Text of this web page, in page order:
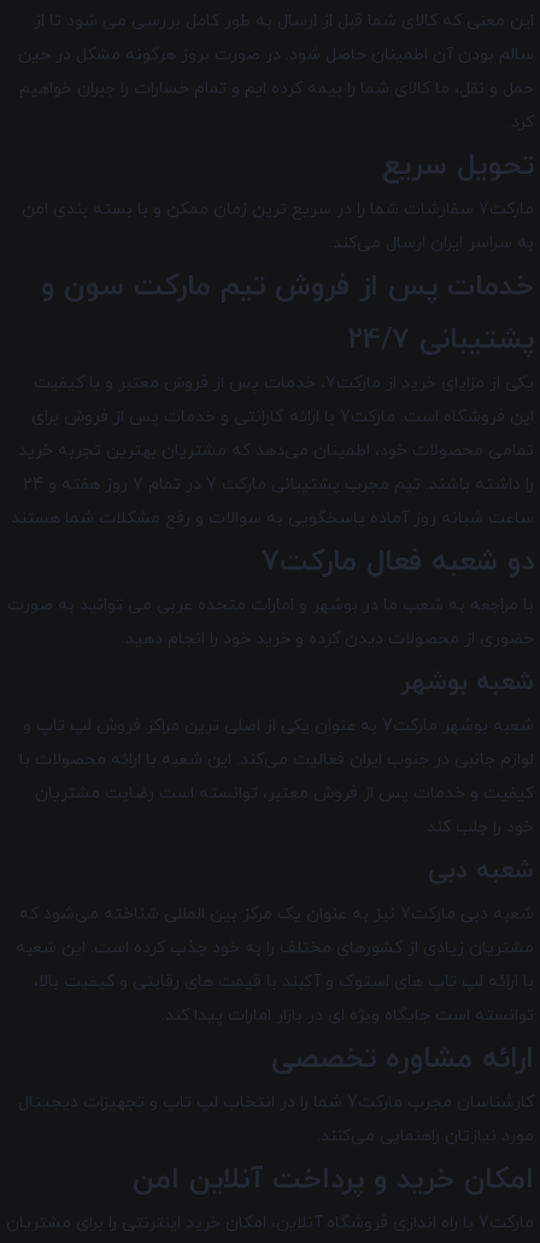
این معنی که کالای شما قبل از ارسال به طور کامل بررسی می شود تا از
سالم بودن آن اطمینان حاصل شود. در صورت بروز هرگونه مشکل در حین
حمل و نقل، ما کالای شما را بیمه کرده ایم و تمام خسارات را جبران خواهیم
کرد.
تحویل سریع
مارکت7 سفارشات شما را در سریع ترین زمان ممکن و با بسته بندی امن
به سراسر ایران ارسال می‌کند.
خدمات پس از فروش تیم مارکت سون و
پشتیبانی 24/7
یکی از مزایای خرید از مارکت7، خدمات پس از فروش معتبر و با کیفیت
این فروشگاه است. مارکت7 با ارائه گارانتی و خدمات پس از فروش برای
تمامی محصولات خود، اطمینان می‌دهد که مشتریان بهترین تجربه خرید
را داشته باشند. تیم مجرب پشتیبانی مارکت 7 در تمام 7 روز هفته و 24
ساعت شبانه ‌روز آماده پاسخگویی به سوالات و رفع مشکلات شما هستند.
دو شعبه فعال مارکت7
با مراجعه به شعب ما در بوشهر و امارات متحده عربی می توانید به صورت
حضوری از محصولات دیدن کرده و خرید خود را انجام دهید.
شعبه بوشهر
شعبه بوشهر مارکت7 به عنوان یکی از اصلی ترین مراکز فروش لپ تاپ و
لوازم جانبی در جنوب ایران فعالیت می‌کند. این شعبه با ارائه محصولات با
کیفیت و خدمات پس از فروش معتبر، توانسته است رضایت مشتریان
خود را جلب کند.
شعبه دبی
شعبه دبی مارکت7 نیز به عنوان یک مرکز بین‌ المللی شناخته می‌شود که
مشتریان زیادی از کشورهای مختلف را به خود جذب کرده است. این شعبه
با ارائه لپ تاپ های استوک و آکبند با قیمت های رقابتی و کیفیت بالا،
توانسته است جایگاه ویژه ای در بازار امارات پیدا کند.
ارائه مشاوره تخصصی
کارشناسان مجرب مارکت7 شما را در انتخاب لپ ‌تاپ و تجهیزات دیجیتال
مورد نیازتان راهنمایی می‌کنند.
امکان خرید و پرداخت آنلاین امن
مارکت7 با راه ‌اندازی فروشگاه آنلاین، امکان خرید اینترنتی را برای مشتریان